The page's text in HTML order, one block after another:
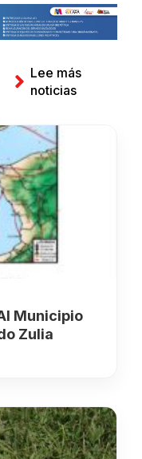
Lee más
noticias
Municipio
Zulia